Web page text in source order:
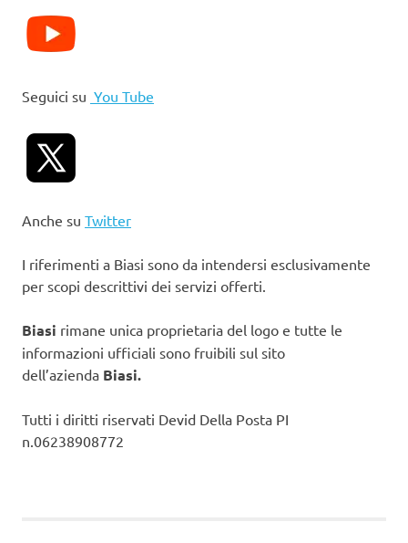
Seguici su You Tube
Anche su Twitter
I riferimenti a Biasi sono da intendersi esclusivamente
per scopi descrittivi dei servizi offerti.
Biasi rimane unica proprietaria del logo e tutte le
informazioni ufficiali sono fruibili sul sito
dell’azienda Biasi.
Tutti i diritti riservati Devid Della Posta PI
n.06238908772